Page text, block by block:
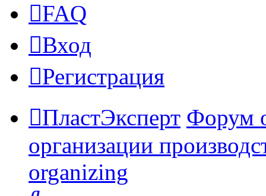
FAQ
Вход
Регистрация
ПластЭксперт Форум
организации
organizing